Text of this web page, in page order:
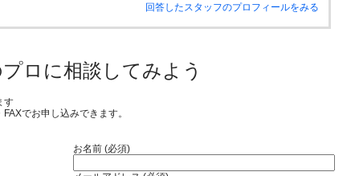
回答したスタッフのプロフィールをみる
ロに相談してみよう
す
でお申し込みできます。
お名前 (必須)